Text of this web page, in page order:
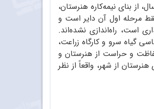
امکانات و تجهیزات، به دلایل متعدد، ازجمله محرومیت و مرزنشین‌بودن شهرستان مریوان، مورد بی‌مهری قرار گرفته‌ایم. پس از 15 سال، از بنای نیمه‌کاره هنرستان،
مرحله اول آن دایر است و
است، راه‌اندازی نشده‌اند.
گیاه سرو و کارگاه زراعت،
و حراست از هنرستان و
از شهر، واقعاً از نظر